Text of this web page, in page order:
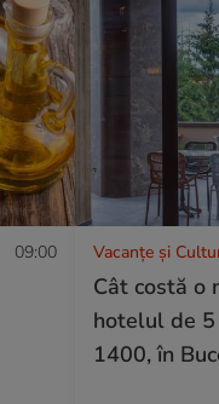
09:00 Vacanțe și
Cât costă o
hotelul de
1400, în